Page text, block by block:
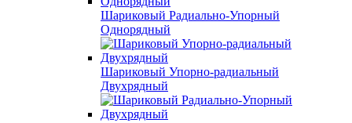
Шариковый Радиально-Упорный
Однорядный
Шариковый Упорно-радиальный
Двухрядный